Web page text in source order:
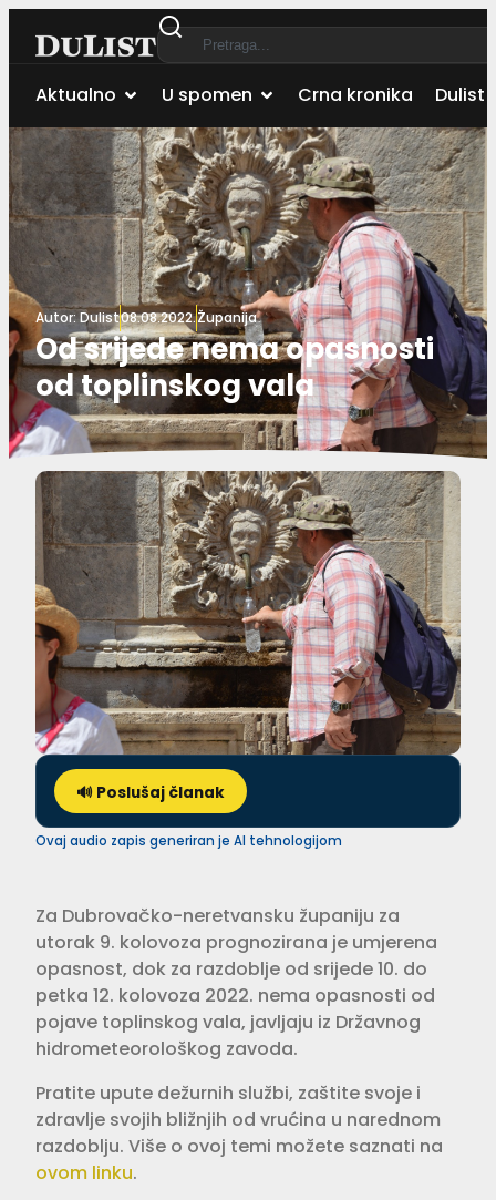
Aktualno U spomen Crna kronika Dulist
Autor:Dulist08.08.2022.Županija
Od srijede nema opasnosti
od toplinskog vala
🔊 Poslušaj članak
Ovaj audio zapis generiran je AI tehnologijom
Za Dubrovačko-neretvansku županiju za
utorak 9. kolovoza prognozirana je umjerena
opasnost, dok za razdoblje od srijede 10. do
petka 12. kolovoza 2022. nema opasnosti od
pojave toplinskog vala, javljaju iz Državnog
hidrometeorološkog zavoda.
Pratite upute dežurnih službi, zaštite svoje i
zdravlje svojih bližnjih od vrućina u narednom
razdoblju. Više o ovoj temi možete saznati na
ovom linku.